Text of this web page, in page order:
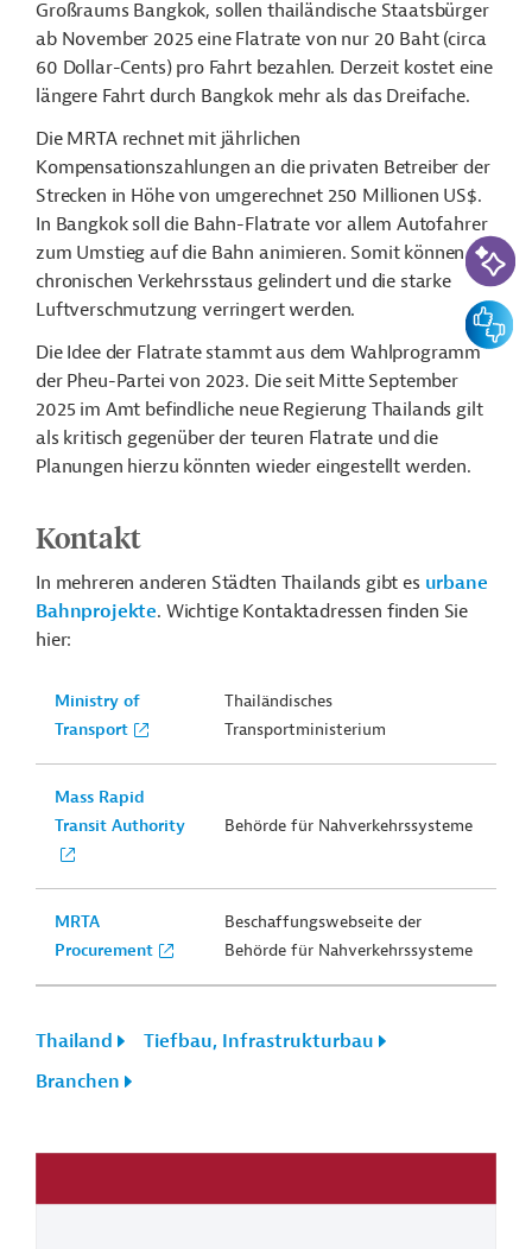
Großraums Bangkok, sollen thailändische Staatsbürger
ab November 2025 eine Flatrate von nur 20 Baht (circa
60 Dollar-Cents) pro Fahrt bezahlen. Derzeit kostet eine
längere Fahrt durch Bangkok mehr als das Dreifache.
Die MRTA rechnet mit jährlichen
Kompensationszahlungen an die privaten Betreiber der
Strecken in Höhe von umgerechnet 250 Millionen US$.
In Bangkok soll die Bahn-Flatrate vor allem Autofahrer
zum Umstieg auf die Bahn animieren. Somit können die
chronischen Verkehrsstaus gelindert und die starke
Luftverschmutzung verringert werden.
Die Idee der Flatrate stammt aus dem Wahlprogramm
der Pheu-Partei von 2023. Die seit Mitte September
2025 im Amt befindliche neue Regierung Thailands gilt
als kritisch gegenüber der teuren Flatrate und die
Planungen hierzu könnten wieder eingestellt werden.
Kontakt
In mehreren anderen Städten Thailands gibt es urbane
Bahnprojekte. Wichtige Kontaktadressen finden Sie
hier:
Ministry of
Transport
Thailändisches
Transportministerium
Mass Rapid
Transit Authority
Behörde für Nahverkehrssysteme
MRTA
Procurement
Beschaffungswebseite der
Behörde für Nahverkehrssysteme
Thailand
Tiefbau, Infrastrukturbau
Branchen
KI-